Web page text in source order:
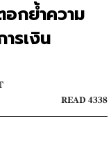
กย้ำความ
รเงิน
READ 4338